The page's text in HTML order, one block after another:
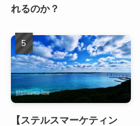
れるのか？
【ステルスマーケティン